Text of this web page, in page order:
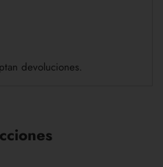
devoluciones.